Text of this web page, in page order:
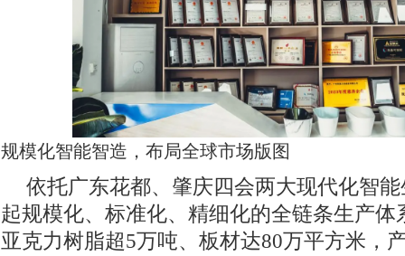
规模化智能智造，布局全球市场版图
依托广东花都、肇庆四会两大现代化智
起规模化、标准化、精细化的全链条生产体
亚克力树脂超5万吨、板材达80万平方米，